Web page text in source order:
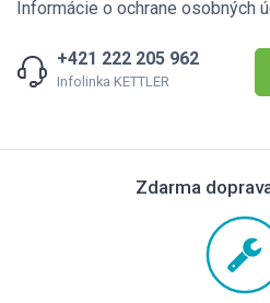
Informácie o ochrane osobných
+421 222 205 962
Infolinka KETTLER
Zdarma